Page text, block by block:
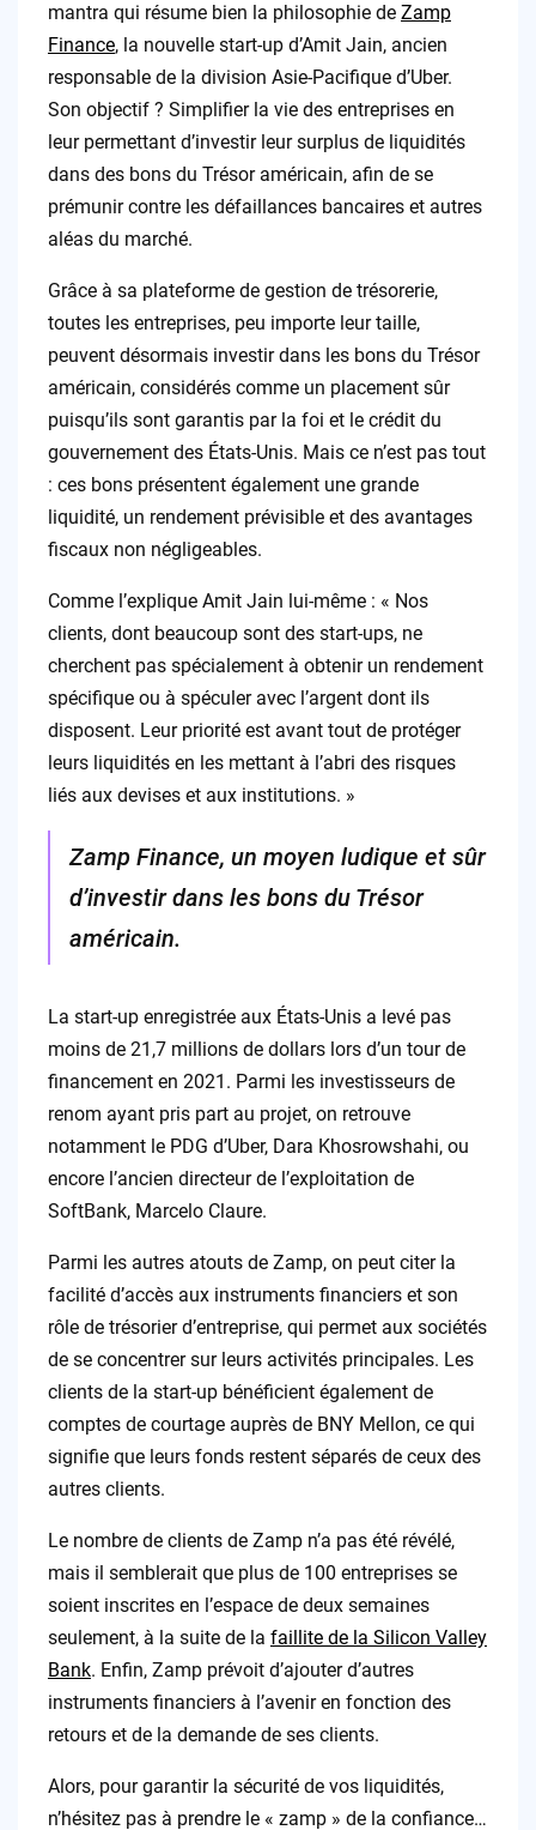
mantra qui résume bien la philosophie de Zamp
Finance, la nouvelle start-up d’Amit Jain, ancien
responsable de la division Asie-Pacifique d’Uber.
Son objectif ? Simplifier la vie des entreprises en
leur permettant d’investir leur surplus de liquidités
dans des bons du Trésor américain, afin de se
prémunir contre les défaillances bancaires et autres
aléas du marché.
Grâce à sa plateforme de gestion de trésorerie,
toutes les entreprises, peu importe leur taille,
peuvent désormais investir dans les bons du Trésor
américain, considérés comme un placement sûr
puisqu’ils sont garantis par la foi et le crédit du
gouvernement des États-Unis. Mais ce n’est pas tout
: ces bons présentent également une grande
liquidité, un rendement prévisible et des avantages
fiscaux non négligeables.
Comme l’explique Amit Jain lui-même : « Nos
clients, dont beaucoup sont des start-ups, ne
cherchent pas spécialement à obtenir un rendement
spécifique ou à spéculer avec l’argent dont ils
disposent. Leur priorité est avant tout de protéger
leurs liquidités en les mettant à l’abri des risques
liés aux devises et aux institutions. »
Zamp Finance, un moyen ludique et sûr
d’investir dans les bons du Trésor
américain.
La start-up enregistrée aux États-Unis a levé pas
moins de 21,7 millions de dollars lors d’un tour de
financement en 2021. Parmi les investisseurs de
renom ayant pris part au projet, on retrouve
notamment le PDG d’Uber, Dara Khosrowshahi, ou
encore l’ancien directeur de l’exploitation de
SoftBank, Marcelo Claure.
Parmi les autres atouts de Zamp, on peut citer la
facilité d’accès aux instruments financiers et son
rôle de trésorier d’entreprise, qui permet aux sociétés
de se concentrer sur leurs activités principales. Les
clients de la start-up bénéficient également de
comptes de courtage auprès de BNY Mellon, ce qui
signifie que leurs fonds restent séparés de ceux des
autres clients.
Le nombre de clients de Zamp n’a pas été révélé,
mais il semblerait que plus de 100 entreprises se
soient inscrites en l’espace de deux semaines
seulement, à la suite de la faillite de la Silicon Valley
Bank. Enfin, Zamp prévoit d’ajouter d’autres
instruments financiers à l’avenir en fonction des
retours et de la demande de ses clients.
Alors, pour garantir la sécurité de vos liquidités,
n’hésitez pas à prendre le « zamp » de la confiance…